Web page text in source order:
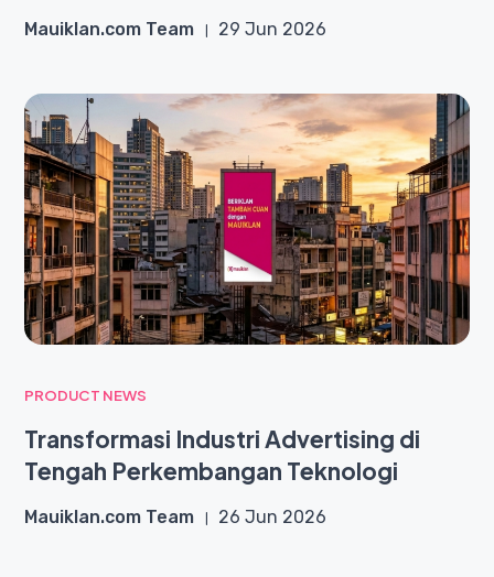
Mauiklan.com Team 29 Jun 2026
PRODUCT NEWS
Transformasi Industri Advertising di
Tengah Perkembangan Teknologi
Mauiklan.com Team 26 Jun 2026